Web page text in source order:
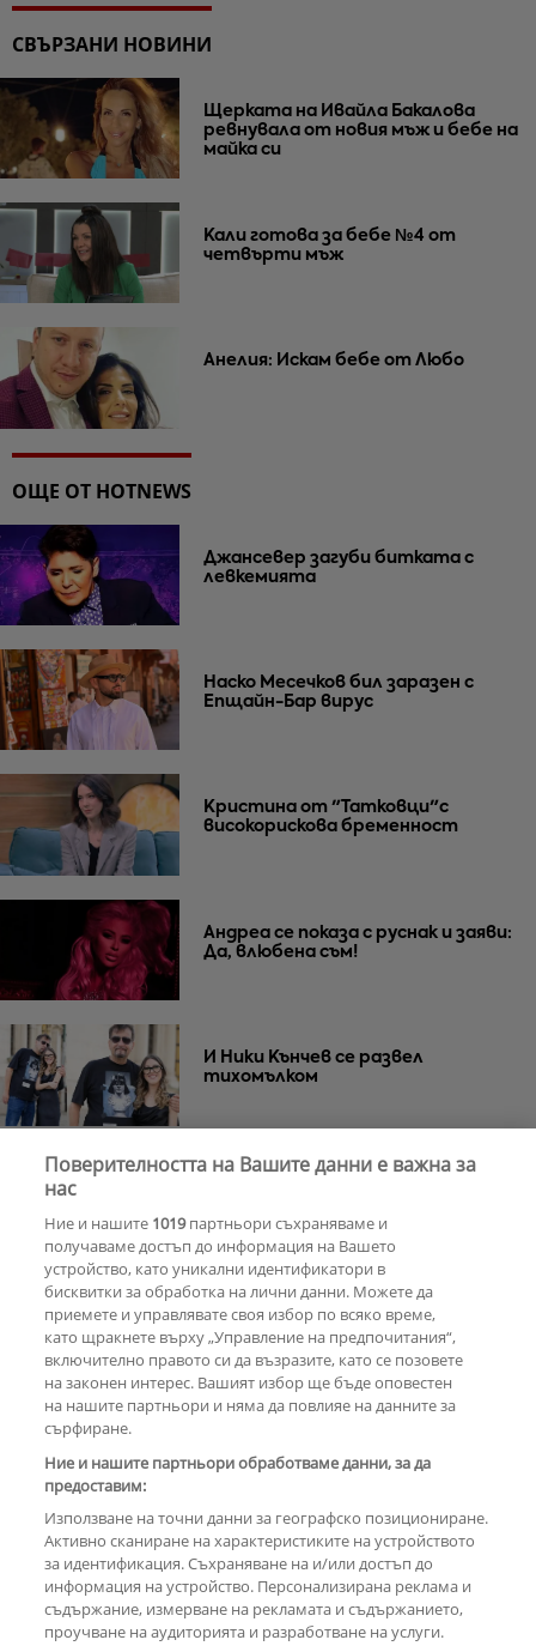
СВЪРЗАНИ НОВИНИ
Щерката на Ивайла Бакалова
ревнувала от новия мъж и бебе на
майка си
Кали готова за бебе №4 от
четвърти мъж
Анелия: Искам бебе от Любо
ОЩЕ ОТ HOTNEWS
Джансевер загуби битката с
левкемията
Наско Месечков бил заразен с
Епщайн-Бар вирус
Кристина от "Татковци"с
високорискова бременност
Андреа се показа с руснак и заяви:
Да, влюбена съм!
И Ники Кънчев се развел
тихомълком
Light“ на Мадона
РЕКЛАМА
КОМЕНТАРИ
Поверителността на Вашите данни е важна за
нас
Ние и нашите 1019партньори съхраняваме и
получаваме достъп до информация на Вашето
устройство, като уникални идентификатори в
бисквитки за обработка на лични данни. Можете да
приемете и управлявате своя избор по всяко време,
като щракнете върху „Управление на предпочитания“,
включително правото си да възразите, като се позовете
на законен интерес. Вашият избор ще бъде оповестен
на нашите партньори и няма да повлияе на данните за
сърфиране.
Ние и нашите партньори обработваме данни, за да
предоставим:
Използване на точни данни за географско позициониране.
Активно сканиране на характеристиките на устройството
за идентификация. Съхраняване на и/или достъп до
информация на устройство. Персонализирана реклама и
съдържание, измерване на рекламата и съдържанието,
проучване на аудиторията и разработване на услуги.